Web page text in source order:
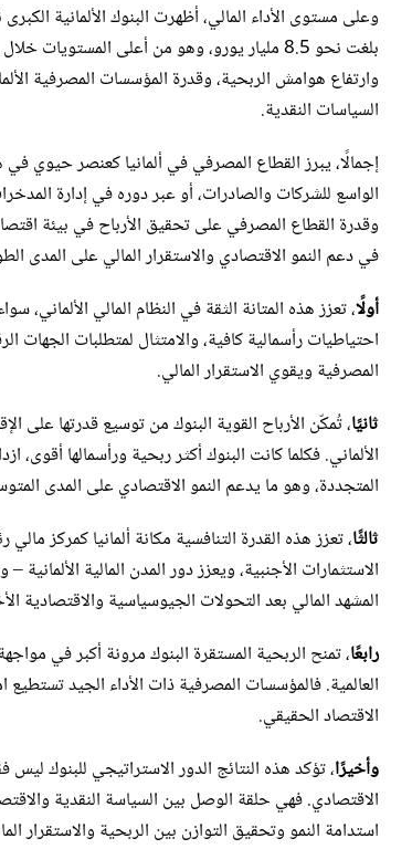
وارتفاع هوامش الربحية، وقدرة المؤسسات المصرفية
السياسات النقدية.
إجمالًا، يبرز القطاع المصرفي في ألمانيا كعنصر حيوي
وقدرة القطاع المصرفي على تحقيق الأرباح في بيئة
في دعم النمو الاقتصادي والاستقرار المالي على المدى
أولًا، تعزز هذه المتانة الثقة في النظام المالي
المصرفية ويقوي الاستقرار المالي.
ثانيًا، تُمكّن الأرباح القوية البنوك من توسيع قدرتها
الألماني. فكلما كانت البنوك أكثر ربحية ورأسمالها
المتجددة، وهو ما يدعم النمو الاقتصادي على المدى
ثالثًا، تعزز هذه القدرة التنافسية مكانة ألمانيا كمركز
الاستثمارات الأجنبية، ويعزز دور المدن المالية
المشهد المالي بعد التحولات الجيوسياسية والاقتصادية
رابعًا، تمنح الربحية المستقرة البنوك مرونة أكبر في
العالمية. فالمؤسسات المصرفية ذات الأداء الجيد
الاقتصاد الحقيقي.
وأخيرًا، تؤكد هذه النتائج الدور الاستراتيجي للبنوك
الاقتصادي. فهي حلقة الوصل بين السياسة النقدية
استدامة النمو وتحقيق التوازن بين الربحية والاستقرار